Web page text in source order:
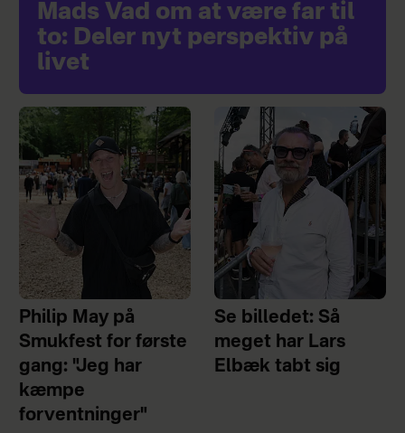
Mads Vad om at være far til
to: Deler nyt perspektiv på
livet
Philip May på
Smukfest for første
gang: "Jeg har
kæmpe
forventninger"
Se billedet: Så
meget har Lars
Elbæk tabt sig